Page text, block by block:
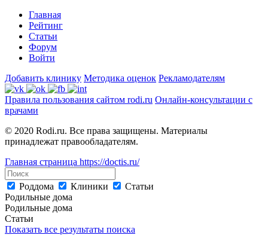
Главная
Рейтинг
Статьи
Форум
Войти
Добавить клинику Методика оценок Рекламодателям
Правила пользования сайтом rodi.ru Онлайн-консультации с
врачами
© 2020 Rodi.ru. Все права защищены. Материалы
принадлежат правообладателям.
Главная страница https://doctis.ru/
Роддома Клиники
Статьи
Родильные дома
Родильные дома
Статьи
Показать все результаты поиска